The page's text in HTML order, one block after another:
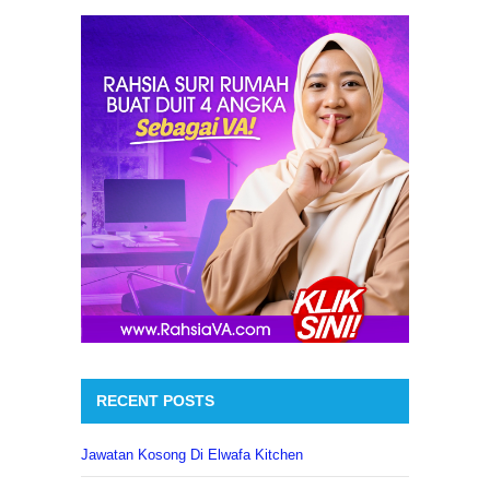
RECENT POSTS
Jawatan Kosong Di Elwafa Kitchen